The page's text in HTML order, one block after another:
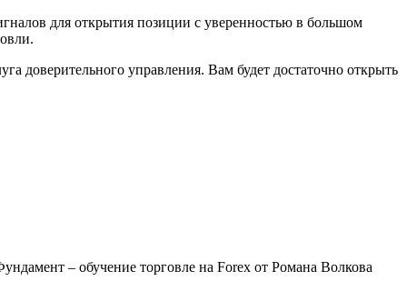
для открытия позиции с уверенностью в большом
доверительного управления. Вам будет достаточно открыть
– обучение торговле на Forex от Романа Волкова